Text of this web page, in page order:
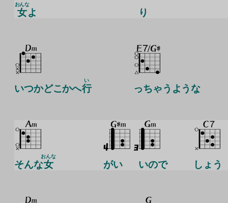
女
おんな
よ り
いつかどこかへ行
い
っちゃうような
そんな女
おんな
がい いので しょう